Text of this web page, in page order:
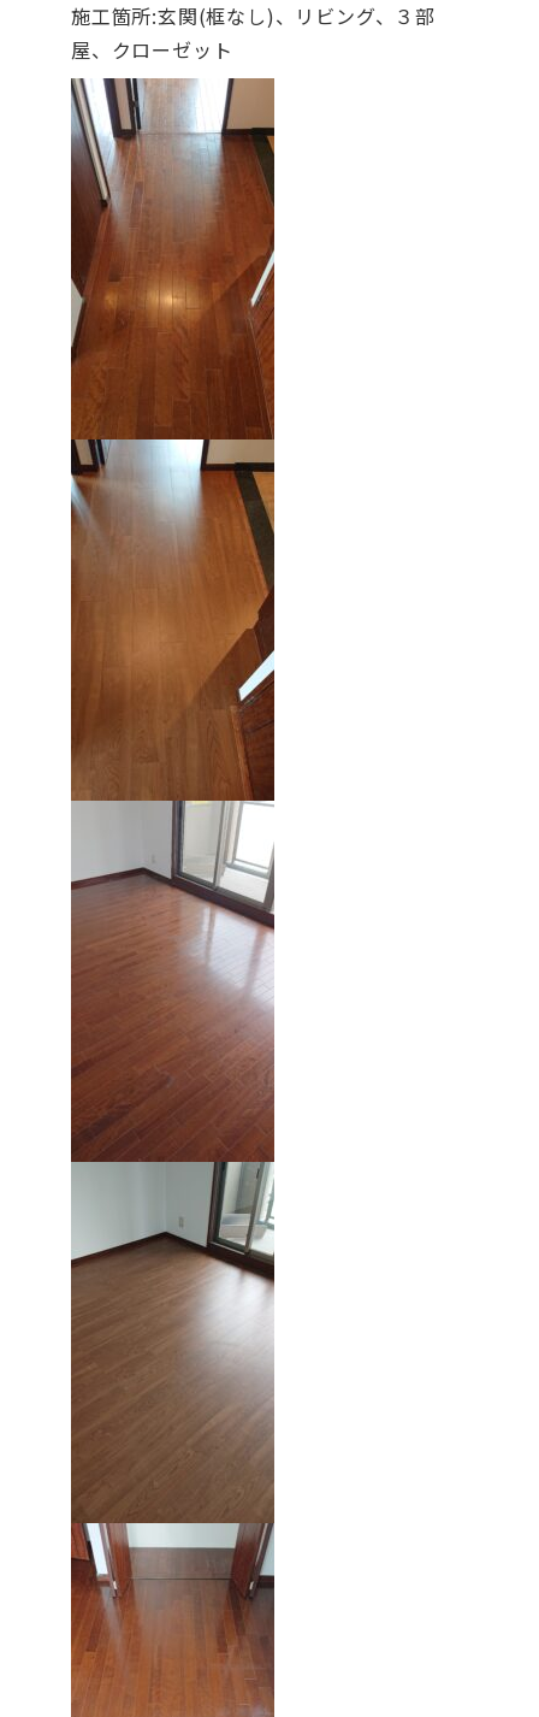
施工箇所:玄関(框なし)、リビング、３部
屋、クローゼット